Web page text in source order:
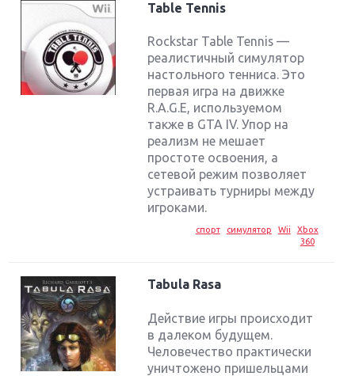
Table Tennis
Rockstar Table Tennis —
реалистичный симулятор
настольного тенниса. Это
первая игра на движке
R.A.G.E, используемом
также в GTA IV. Упор на
реализм не мешает
простоте освоения, а
сетевой режим позволяет
устраивать турниры между
игроками.
спорт симулятор Wii
Xbox
360
Tabula Rasa
Действие игры происходит
в далеком будущем.
Человечество практически
уничтожено пришельцами